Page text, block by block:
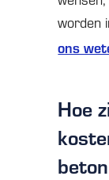
worden
ons
Hoe